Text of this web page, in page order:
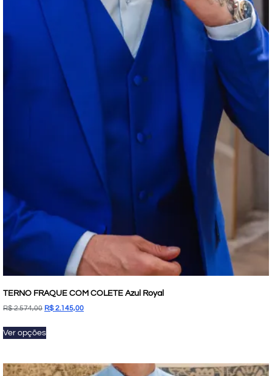
TERNO FRAQUE COM COLETE Azul Royal
R$2.574,00 R$2.145,00
Ver opções